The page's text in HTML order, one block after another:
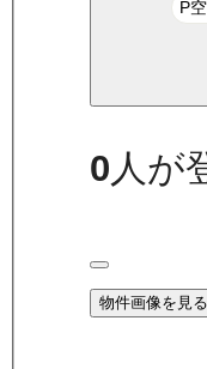
P
0人が
物件画像を見る